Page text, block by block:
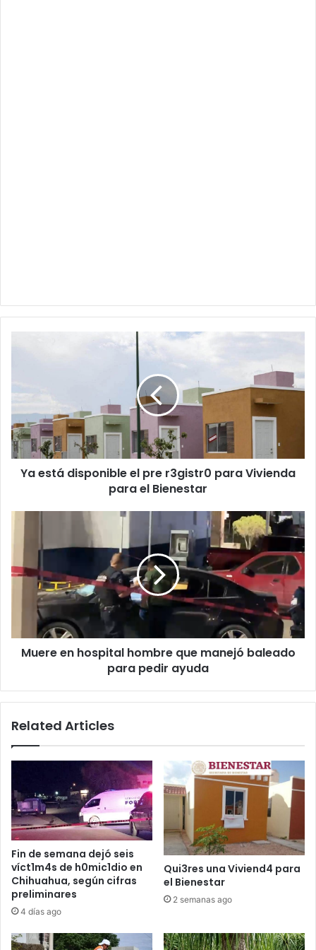
r3gistr0
para
Vivienda
para
Ya está disponible el pre r3gistr0 para Vivienda
para el Bienestar
hospital
hombre
que
manejó
baleado
pedir
ayuda
Muere en hospital hombre que manejó baleado
para pedir ayuda
Related Articles
Fin de semana dejó seis
víct1m4s de h0mic1dio en
Chihuahua, según cifras
preliminares
4 días ago
Qui3res una Viviend4 para
el Bienestar
2 semanas ago